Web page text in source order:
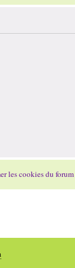
les cookies du forum